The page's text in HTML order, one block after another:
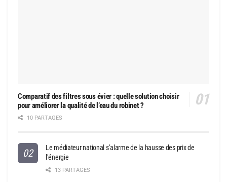
Comparatif des filtres sous évier : quelle solution choisir
pour améliorer la qualité de l’eau du robinet ?
10 PARTAGES
Le médiateur national s’alarme de la hausse des prix de
l’énergie
13 PARTAGES